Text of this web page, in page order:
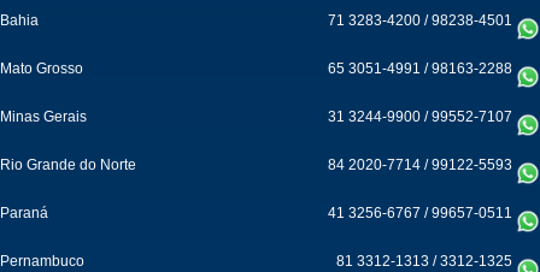
Bahia 71 3283-4200 /98238-4501
Mato Grosso 65 3051-4991 /98163-2288
Minas Gerais 31 3244-9900 /99552-7107
Rio Grande do Norte 84 2020-7714 /99122-5593
Paraná 41 3256-6767 /99657-0511
Pernambuco 81 3312-1313 /3312-1325